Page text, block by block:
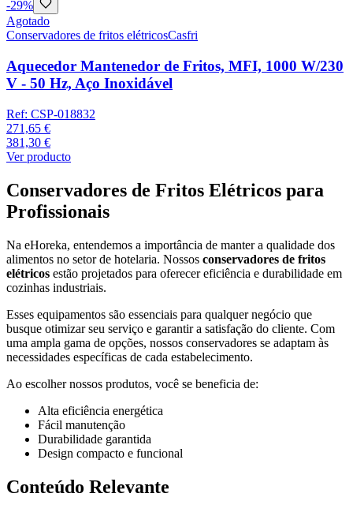
-29%
Agotado
Conservadores de fritos elétricosCasfri
Aquecedor Mantenedor de Fritos, MFI, 1000 W/230
V - 50 Hz, Aço Inoxidável
Ref: CSP-018832
271,65 €
381,30 €
Ver producto
Conservadores de Fritos Elétricos para
Profissionais
Na eHoreka, entendemos a importância de manter a qualidade dos
alimentos no setor de hotelaria. Nossos conservadores de fritos
elétricos estão projetados para oferecer eficiência e durabilidade em
cozinhas industriais.
Esses equipamentos são essenciais para qualquer negócio que
busque otimizar seu serviço e garantir a satisfação do cliente. Com
uma ampla gama de opções, nossos conservadores se adaptam às
necessidades específicas de cada estabelecimento.
Ao escolher nossos produtos, você se beneficia de:
Alta eficiência energética
Fácil manutenção
Durabilidade garantida
Design compacto e funcional
Conteúdo Relevante